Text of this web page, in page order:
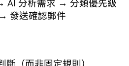
AI 分析需求 → 分類優先級
發送確認郵件
斷（而非固定規則）